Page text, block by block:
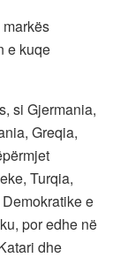
e kuqe
si Gjermania,
Greqia,
Turqia,
e
por edhe në
dhe